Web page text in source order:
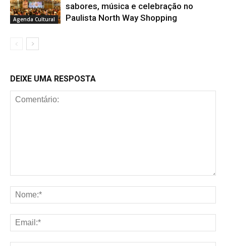
Agenda Cultural
sabores, música e celebração no
Paulista North Way Shopping
DEIXE UMA RESPOSTA